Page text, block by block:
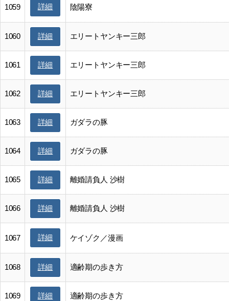
1059 詳細 陰陽寮
1060 詳細 エリートヤンキー三郎
1061 詳細 エリートヤンキー三郎
1062 詳細 エリートヤンキー三郎
1063 詳細 ガダラの豚
1064 詳細 ガダラの豚
1065 詳細 離婚請負人 沙樹
1066 詳細 離婚請負人 沙樹
1067 詳細 ケイゾク／漫画
1068 詳細 適齢期の歩き方
1069 詳細 適齢期の歩き方